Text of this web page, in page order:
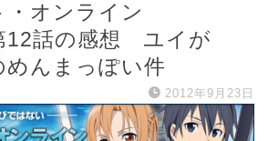
・オンライン
12話の感想 ユイが
めんまっぽい件
2012年9月23日